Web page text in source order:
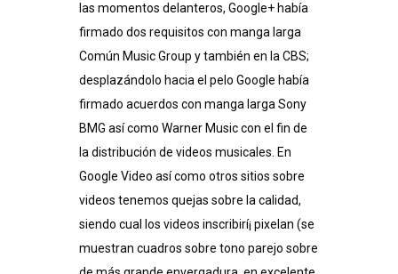
las momentos delanteros, Google+ había
firmado dos requisitos con manga larga
Común Music Group y también en la CBS;
desplazándolo hacia el pelo Google había
firmado acuerdos con manga larga Sony
BMG así­ como Warner Music con el fin de
la distribución de videos musicales. En
Google Video así­ como otros sitios sobre
videos tenemos quejas sobre la calidad,
siendo cual los videos inscribirí¡ pixelan (se
muestran cuadros sobre tono parejo sobre